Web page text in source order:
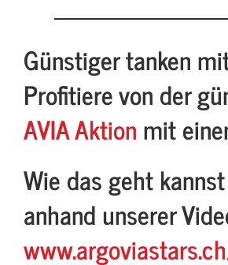
Günstiger tanken
Profitiere von der
AVIA Aktionmit
Wie das geht
anhand unserer